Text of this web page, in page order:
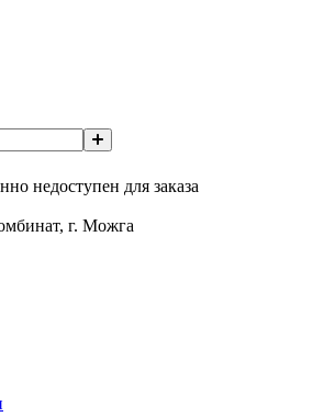
недоступен для заказа
г. Можга